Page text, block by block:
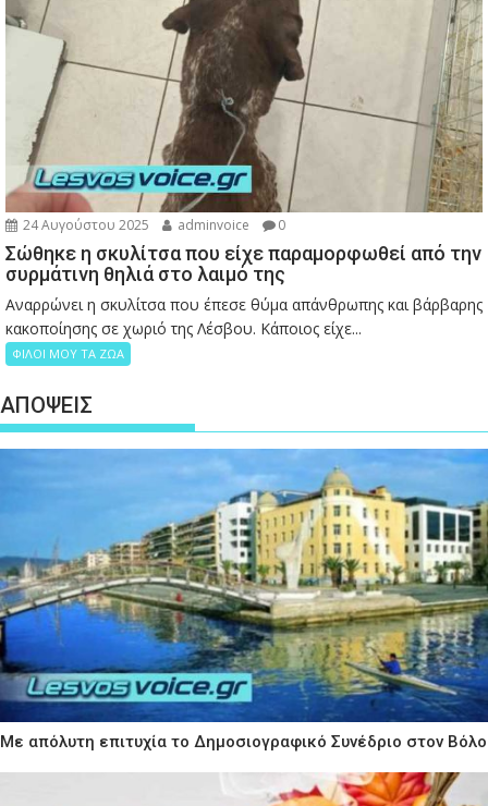
24 Αυγούστου 2025 adminvoice 0
Σώθηκε η σκυλίτσα που είχε παραμορφωθεί από την
συρμάτινη θηλιά στο λαιμό της
Αναρρώνει η σκυλίτσα που έπεσε θύμα απάνθρωπης και βάρβαρης
κακοποίησης σε χωριό της Λέσβου. Κάποιος είχε...
ΦΙΛΟΙ ΜΟΥ ΤΑ ΖΩΑ
ΑΠΟΨΕΙΣ
Με απόλυτη επιτυχία το Δημοσιογραφικό Συνέδριο στον Βόλο